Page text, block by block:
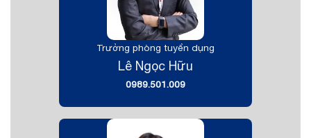
Trưởng phòng tuyển dụng
Lê Ngọc Hữu
0989.501.009